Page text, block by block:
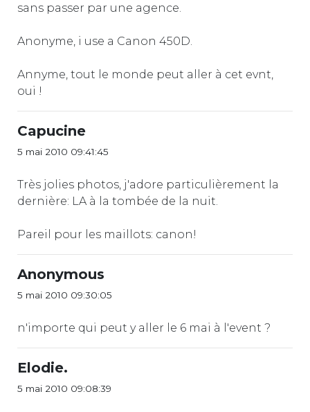
sans passer par une agence.
Anonyme, i use a Canon 450D.
Annyme, tout le monde peut aller à cet evnt,
oui !
Capucine
5 mai 2010 09:41:45
Très jolies photos, j'adore particulièrement la
dernière: LA à la tombée de la nuit.
Pareil pour les maillots: canon!
Anonymous
5 mai 2010 09:30:05
n'importe qui peut y aller le 6 mai à l'event ?
Elodie.
5 mai 2010 09:08:39